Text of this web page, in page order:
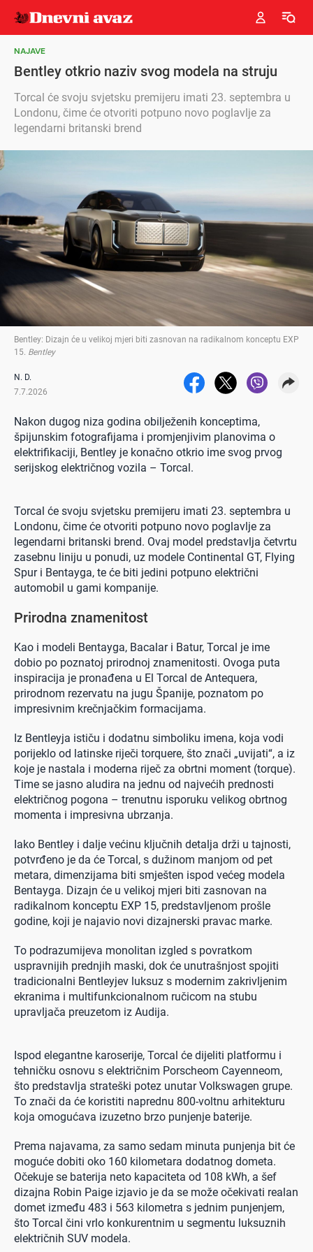
NAJAVE
Bentley otkrio naziv svog modela na struju
Torcal će svoju svjetsku premijeru imati 23. septembra u
Londonu, čime će otvoriti potpuno novo poglavlje za
legendarni britanski brend
Bentley: Dizajn će u velikoj mjeri biti zasnovan na radikalnom konceptu EXP
15. Bentley
N. D.
7.7.2026
Nakon dugog niza godina obilježenih konceptima,
špijunskim fotografijama i promjenjivim planovima o
elektrifikaciji, Bentley je konačno otkrio ime svog prvog
serijskog električnog vozila – Torcal.
Torcal će svoju svjetsku premijeru imati 23. septembra u
Londonu, čime će otvoriti potpuno novo poglavlje za
legendarni britanski brend. Ovaj model predstavlja četvrtu
zasebnu liniju u ponudi, uz modele Continental GT, Flying
Spur i Bentayga, te će biti jedini potpuno električni
automobil u gami kompanije.
Prirodna znamenitost
Kao i modeli Bentayga, Bacalar i Batur, Torcal je ime
dobio po poznatoj prirodnoj znamenitosti. Ovoga puta
inspiracija je pronađena u El Torcal de Antequera,
prirodnom rezervatu na jugu Španije, poznatom po
impresivnim krečnjačkim formacijama.
Iz Bentleyja ističu i dodatnu simboliku imena, koja vodi
porijeklo od latinske riječi torquere, što znači „uvijati“, a iz
koje je nastala i moderna riječ za obrtni moment (torque).
Time se jasno aludira na jednu od najvećih prednosti
električnog pogona – trenutnu isporuku velikog obrtnog
momenta i impresivna ubrzanja.
Iako Bentley i dalje većinu ključnih detalja drži u tajnosti,
potvrđeno je da će Torcal, s dužinom manjom od pet
metara, dimenzijama biti smješten ispod većeg modela
Bentayga. Dizajn će u velikoj mjeri biti zasnovan na
radikalnom konceptu EXP 15, predstavljenom prošle
godine, koji je najavio novi dizajnerski pravac marke.
To podrazumijeva monolitan izgled s povratkom
uspravnijih prednjih maski, dok će unutrašnjost spojiti
tradicionalni Bentleyjev luksuz s modernim zakrivljenim
ekranima i multifunkcionalnom ručicom na stubu
upravljača preuzetom iz Audija.
Ispod elegantne karoserije, Torcal će dijeliti platformu i
tehničku osnovu s električnim Porscheom Cayenneom,
što predstavlja strateški potez unutar Volkswagen grupe.
To znači da će koristiti naprednu 800-voltnu arhitekturu
koja omogućava izuzetno brzo punjenje baterije.
Prema najavama, za samo sedam minuta punjenja bit će
moguće dobiti oko 160 kilometara dodatnog dometa.
Očekuje se baterija neto kapaciteta od 108 kWh, a šef
dizajna Robin Paige izjavio je da se može očekivati realan
domet između 483 i 563 kilometra s jednim punjenjem,
što Torcal čini vrlo konkurentnim u segmentu luksuznih
električnih SUV modela.